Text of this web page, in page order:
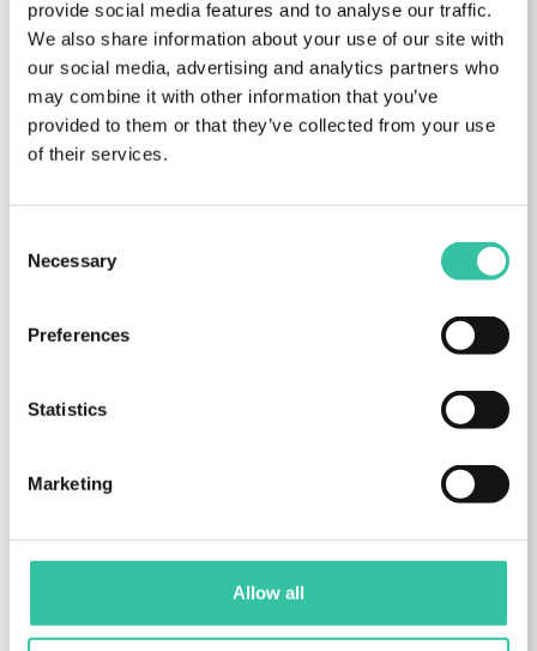
provide social media features and to analyse our traffic.
We also share information about your use of our site with
our social media, advertising and analytics partners who
may combine it with other information that you’ve
provided to them or that they’ve collected from your use
of their services.
Selection
Necessary
Preferences
Statistics
Marketing
Allow all
Acesso ao espaço de bem-
estar e beleza
“Lungobenessere” do Hotel
Lungomare. Dispomos
também de pressoterapia,
gorduras, mas também para
acidente ou avaria
Utilização gratuita de
bicicletas de turismo
Programa para crianças e não